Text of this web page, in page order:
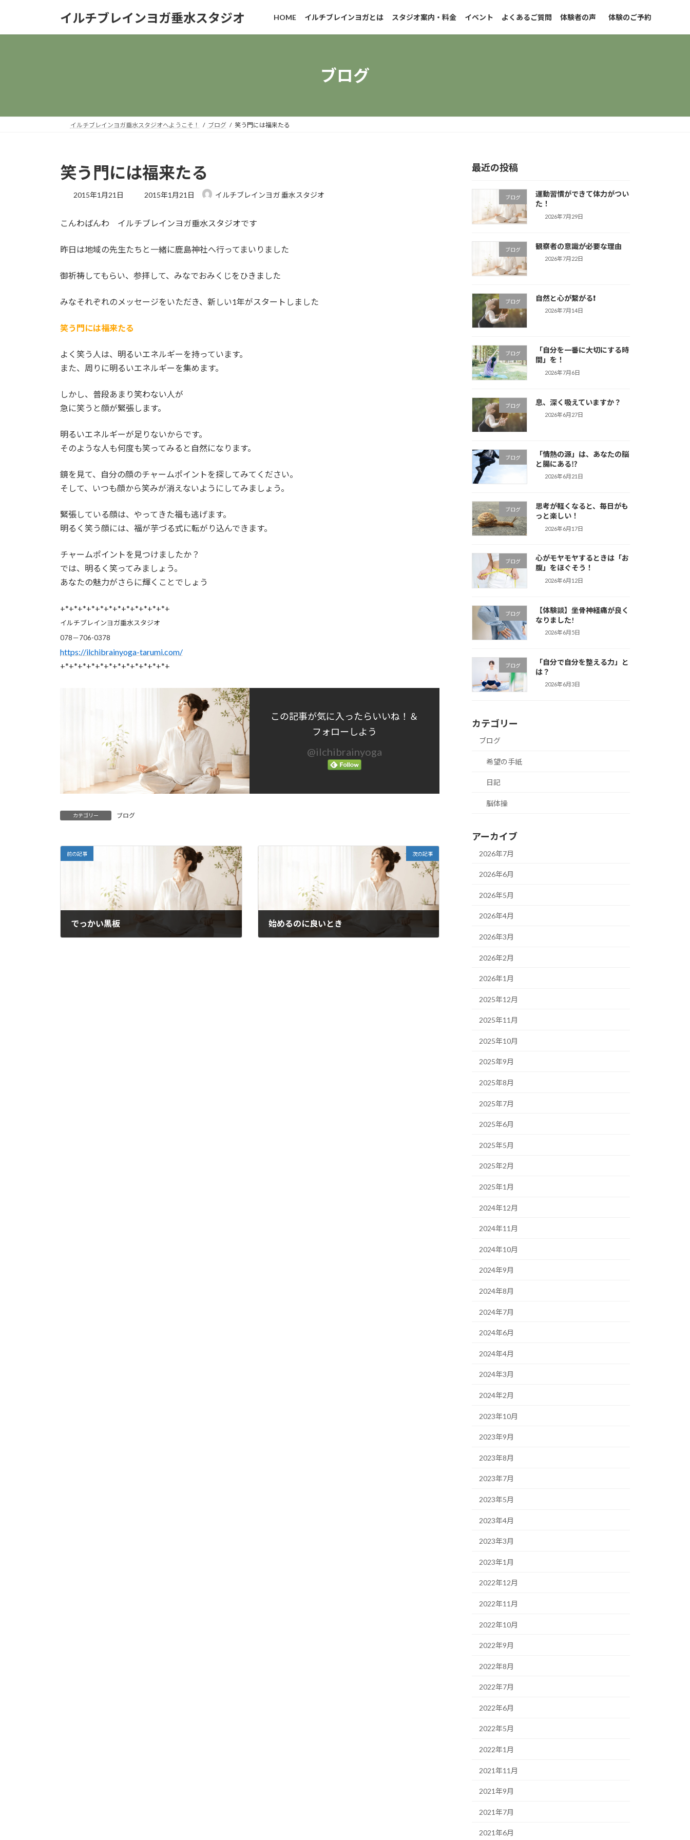
プ
動
イルチブレインヨガ垂水スタジオ HOME イルチブレインヨガとは スタジオ案内・料金 イベント よくあるご質問 体験者の声 体験のご予約
ブログ
イルチブレインヨガ垂水スタジオへようこそ！ ブログ 笑う門には福来たる
笑う門には福来たる
2015年1月21日
最
新
時
:
2015年1月21日 イルチブレインヨガ 垂水スタジオ
こんわばんわ イルチブレインヨガ垂水スタジオです
昨日は地域の先生たちと一緒に鹿島神社へ行ってまいりました
御祈祷してもらい、参拝して、みなでおみくじをひきました
みなそれぞれのメッセージをいただき、新しい1年がスタートしました
笑う門には福来たる
よく笑う人は、明るいエネルギーを持っています。
また、周りに明るいエネルギーを集めます。
しかし、普段あまり笑わない人が
急に笑うと顔が緊張します。
明るいエネルギーが足りないからです。
そのような人も何度も笑ってみると自然になります。
鏡を見て、自分の顔のチャームポイントを探してみてください。
そして、いつも顔から笑みが消えないようにしてみましょう。
緊張している顔は、やってきた福も逃げます。
明るく笑う顔には、福が芋づる式に転がり込んできます。
チャームポイントを見つけましたか？
では、明るく笑ってみましょう。
あなたの魅力がさらに輝くことでしょう
+*+*+*+*+*+*+*+*+*+*+*+*+
イルチブレインヨガ垂水スタジオ
078－706-0378
https://ilchibrainyoga-tarumi.com/
+*+*+*+*+*+*+*+*+*+*+*+*+
この記事が気に入ったらいいね！＆
フォローしよう
@ilchibrainyoga
カテゴリー ブログ
前の記事
でっかい黒板
次の記事
始めるのに良いとき
最近の投稿
ブログ
運動習慣ができて体力がつい
た！
2026年7月29日
ブログ 観察者の意識が必要な理由
2026年7月22日
ブログ 自然と心が繋がる❗️
2026年7月14日
ブログ
「自分を一番に大切にする時
間」を！
2026年7月6日
ブログ 息、深く吸えていますか？
2026年6月27日
ブログ
「情熱の源」は、あなたの脳
と腸にある⁉️
2026年6月21日
ブログ
思考が軽くなると、毎日がも
っと楽しい！
2026年6月17日
ブログ
心がモヤモヤするときは「お
腹」をほぐそう！
2026年6月12日
ブログ
【体験談】坐骨神経痛が良く
なりました!
2026年6月5日
ブログ
「自分で自分を整える力」と
は？
2026年6月3日
カテゴリー
ブログ
希望の手紙
日記
脳体操
アーカイブ
2026年7月
2026年6月
2026年5月
2026年4月
2026年3月
2026年2月
2026年1月
2025年12月
2025年11月
2025年10月
2025年9月
2025年8月
2025年7月
2025年6月
2025年5月
2025年2月
2025年1月
2024年12月
2024年11月
2024年10月
2024年9月
2024年8月
2024年7月
2024年6月
2024年4月
2024年3月
2024年2月
2023年10月
2023年9月
2023年8月
2023年7月
2023年5月
2023年4月
2023年3月
2023年1月
2022年12月
2022年11月
2022年10月
2022年9月
2022年8月
2022年7月
2022年6月
2022年5月
2022年1月
2021年11月
2021年9月
2021年7月
2021年6月